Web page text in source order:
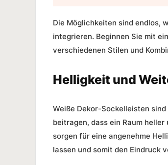
Die Möglichkeiten sind endlos,
integrieren. Beginnen Sie mit
verschiedenen Stilen und
Helligkeit und
Weiße Dekor-Sockelleisten
beitragen, dass ein Raum
sorgen für eine angenehme
lassen und somit den Eindruck